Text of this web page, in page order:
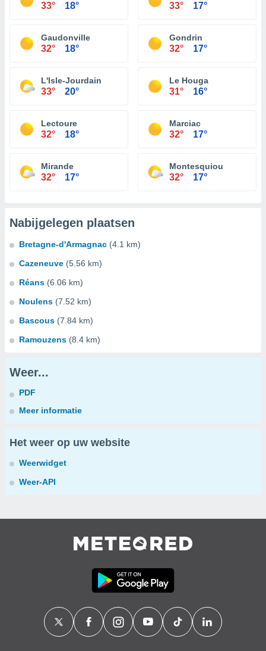
33° 18° 33° 17°
Gaudonville
32° 18°
Gondrin
32° 17°
L'Isle-Jourdain
33° 20°
Le Houga
31° 16°
Lectoure
32° 18°
Marciac
32° 17°
Mirande
32° 17°
Montesquiou
32° 17°
Nabijgelegen plaatsen
Bretagne-d'Armagnac (4.1 km)
Cazeneuve (5.56 km)
Réans (6.06 km)
Noulens (7.52 km)
Bascous (7.84 km)
Ramouzens (8.4 km)
Weer...
PDF
Meer informatie
Het weer op uw website
Weerwidget
Weer-API